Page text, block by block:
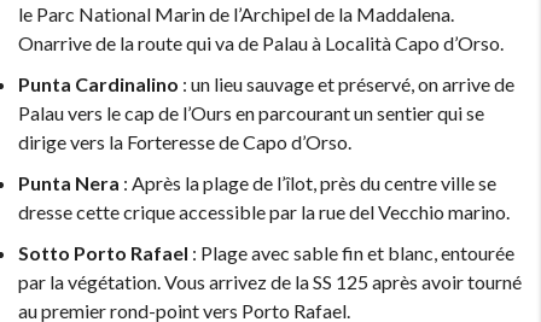
le Parc National Marin de l’Archipel de la Maddalena.
Onarrive de la route qui va de Palau à Località Capo d’Orso.
Punta Cardinalino : un lieu sauvage et préservé, on arrive de
Palau vers le cap de l’Ours en parcourant un sentier qui se
dirige vers la Forteresse de Capo d’Orso.
Punta Nera : Après la plage de l’îlot, près du centre ville se
dresse cette crique accessible par la rue del Vecchio marino.
Sotto Porto Rafael : Plage avec sable fin et blanc, entourée
par la végétation. Vous arrivez de la SS 125 après avoir tourné
au premier rond-point vers Porto Rafael.